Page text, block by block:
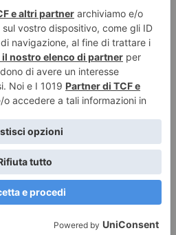
– Recensioni di libri e articoli
Privacy e Cookies